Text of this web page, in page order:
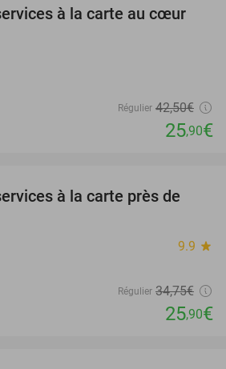
39%
à la carte au cœur
Régulier 42,50€
25,90€
25%
à la carte près de
9.9 star
Régulier 34,75€
25,90€